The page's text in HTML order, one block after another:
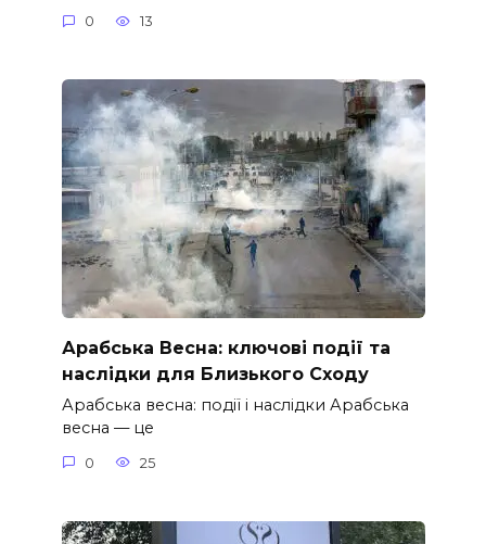
0 13
Арабська Весна: ключові події та
наслідки для Близького Сходу
Арабська весна: події і наслідки Арабська
весна — це
0 25